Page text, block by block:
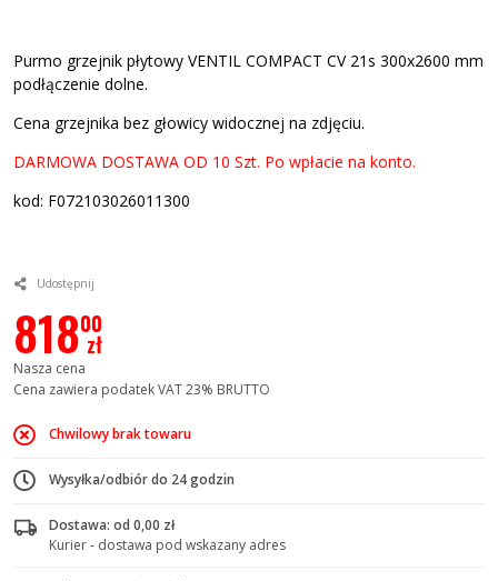
Purmo grzejnik płytowy VENTIL COMPACT CV 21s 300x2600 mm
podłączenie dolne.
Cena grzejnika bez głowicy widocznej na zdjęciu.
DARMOWA DOSTAWA OD 10 Szt. Po wpłacie na konto.
kod: F072103026011300
Udostępnij
81800
zł
Nasza cena
Cena zawiera podatek VAT 23% BRUTTO
Chwilowy brak towaru
Wysyłka/odbiór do 24 godzin
Dostawa: od 0,00 zł
Kurier - dostawa pod wskazany adres